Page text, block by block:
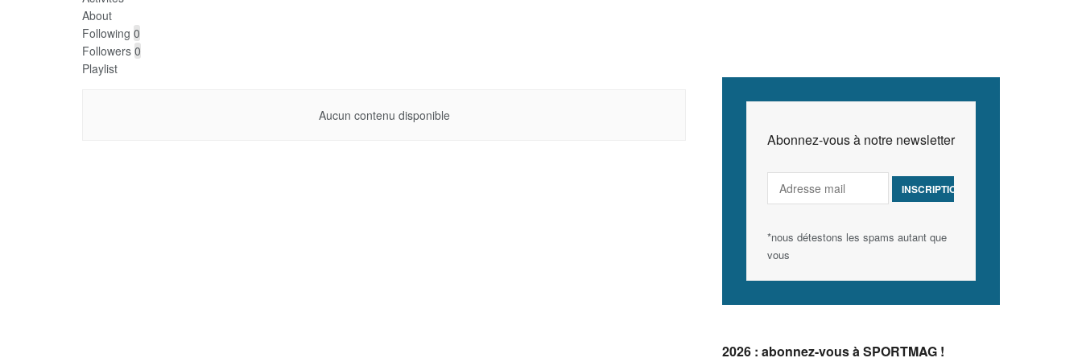
About
Following 0
Followers 0
Playlist
Aucun contenu disponible
Abonnez-vous à notre newsletter
*nous détestons les spams autant que
vous
2026 : abonnez-vous à SPORTMAG !